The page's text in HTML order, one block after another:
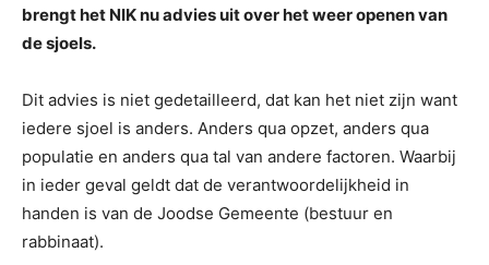
brengt het NIK nu advies uit over het weer openen van
de sjoels.
Dit advies is niet gedetailleerd, dat kan het niet zijn want
iedere sjoel is anders. Anders qua opzet, anders qua
populatie en anders qua tal van andere factoren. Waarbij
in ieder geval geldt dat de verantwoordelijkheid in
handen is van de Joodse Gemeente (bestuur en
rabbinaat).